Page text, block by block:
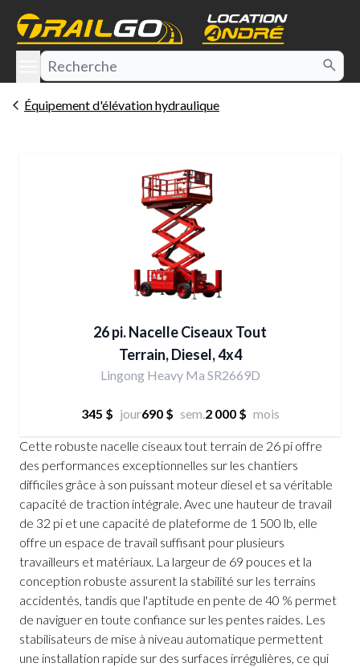
menu
Équipement d'élévation hydraulique
26 pi. Nacelle Ciseaux Tout
Terrain, Diesel, 4x4
Lingong Heavy Ma SR2669D
345 $ jour690 $ sem.2 000 $ mois
Cette robuste nacelle ciseaux tout terrain de 26 pi offre
des performances exceptionnelles sur les chantiers
difficiles grâce à son puissant moteur diesel et sa véritable
capacité de traction intégrale. Avec une hauteur de travail
de 32 pi et une capacité de plateforme de 1 500 lb, elle
offre un espace de travail suffisant pour plusieurs
travailleurs et matériaux. La largeur de 69 pouces et la
conception robuste assurent la stabilité sur les terrains
accidentés, tandis que l'aptitude en pente de 40 % permet
de naviguer en toute confiance sur les pentes raides. Les
stabilisateurs de mise à niveau automatique permettent
une installation rapide sur des surfaces irrégulières, ce qui